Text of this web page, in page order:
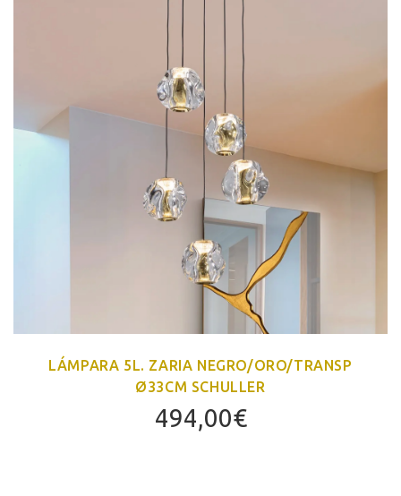
LÁMPARA 5L. ZARIA NEGRO/ORO/TRANSP
Ø33CM SCHULLER
494,00€